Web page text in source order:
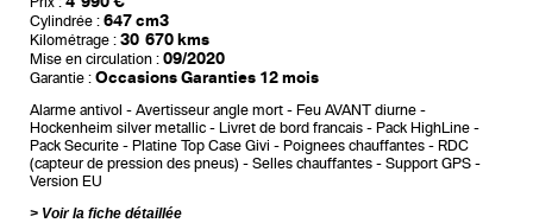
Cylindrée : 647 cm3
Kilométrage : 30 670 kms
Mise en circulation : 09/2020
Garantie : Occasions Garanties 12 mois
Alarme antivol Avertisseur angle mort
Feu AVANT diurne
Hockenheim silver metallic
Livret de bord francais
Pack HighLine
Pack Securite
Platine Top Case Givi Poignees chauffantes
RDC
(capteur de pression des pneus)
Selles chauffantes
Support GPS
Version EU
Voir la fiche détaillée